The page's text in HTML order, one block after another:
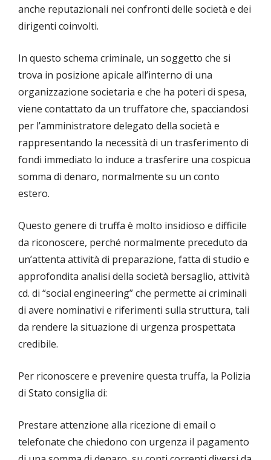
anche reputazionali nei confronti delle società e dei
dirigenti coinvolti.
In questo schema criminale, un soggetto che si
trova in posizione apicale all’interno di una
organizzazione societaria e che ha poteri di spesa,
viene contattato da un truffatore che, spacciandosi
per l’amministratore delegato della società e
rappresentando la necessità di un trasferimento di
fondi immediato lo induce a trasferire una cospicua
somma di denaro, normalmente su un conto
estero.
Questo genere di truffa è molto insidioso e difficile
da riconoscere, perché normalmente preceduto da
un’attenta attività di preparazione, fatta di studio e
approfondita analisi della società bersaglio, attività
cd. di “social engineering” che permette ai criminali
di avere nominativi e riferimenti sulla struttura, tali
da rendere la situazione di urgenza prospettata
credibile.
Per riconoscere e prevenire questa truffa, la Polizia
di Stato consiglia di:
Prestare attenzione alla ricezione di email o
telefonate che chiedono con urgenza il pagamento